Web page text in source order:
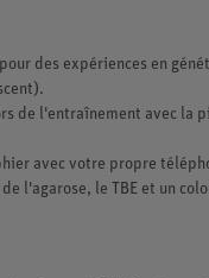
des expériences en
de l'entraînement avec la
avec votre propre
l'agarose, le TBE et un